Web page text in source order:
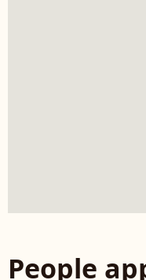
People